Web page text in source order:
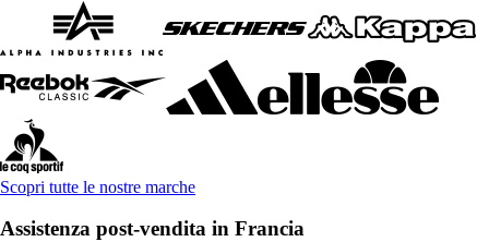
Scopri tutte le nostre marche
Assistenza post-vendita in Francia